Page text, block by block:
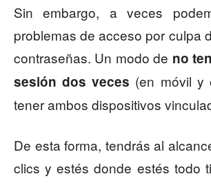
Sin embargo, a veces
problemas de acceso por culpa
contraseñas. Un modo de no
sesión dos veces (en móvil y
tener ambos dispositivos
De esta forma, tendrás al
clics y estés donde estés todo